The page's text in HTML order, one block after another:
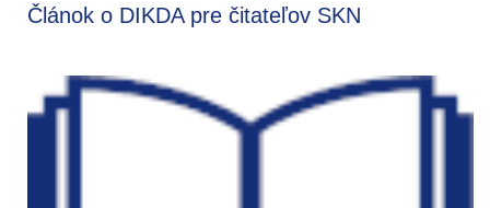
Článok o DIKDA pre čitateľov SKN